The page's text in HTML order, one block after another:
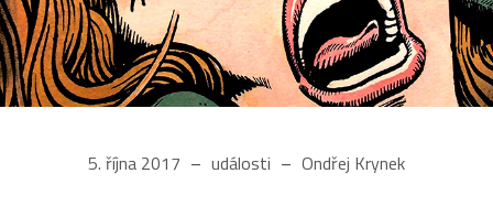
5. října 2017 události Ondřej Krynek